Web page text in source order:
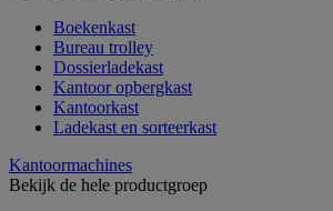
Boekenkast
Bureau trolley
Dossierladekast
Kantoor opbergkast
Kantoorkast
Ladekast en sorteerkast
Kantoormachines
Bekijk de hele productgroep